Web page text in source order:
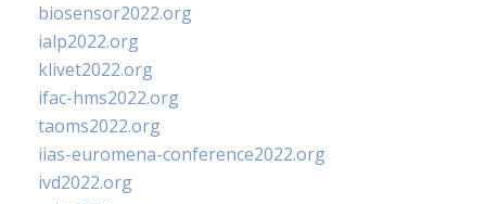
biosensor2022.org
ialp2022.org
klivet2022.org
ifac-hms2022.org
taoms2022.org
iias-euromena-conference2022.org
ivd2022.org